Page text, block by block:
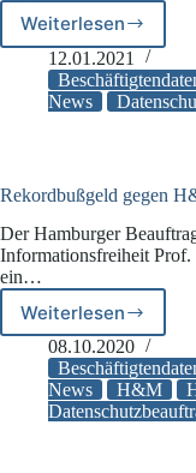
Weiterlesen
Bußgeld
in
Höhe
von
wegen
von
12.01.2021
News
Rekordbußgeld gegen
Der Hamburger
Informationsfreiheit Prof.
ein…
Weiterlesen
gegen
H&M
wegen
08.10.2020
News
H&M